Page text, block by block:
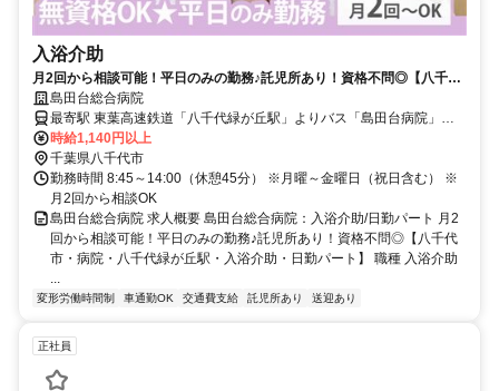
入浴介助
月2回から相談可能！平日のみの勤務♪託児所あり！資格不問◎【八千代
市・病院・八千代緑が丘駅・入浴介助・日勤パート】
島田台総合病院
最寄駅 東葉高速鉄道「八千代緑が丘駅」よりバス「島田台病院」下
車徒歩2分
時給1,140円以上
千葉県八千代市
勤務時間 8:45～14:00（休憩45分） ※月曜～金曜日（祝日含む） ※
月2回から相談OK
島田台総合病院 求人概要 島田台総合病院：入浴介助/日勤パート 月2
回から相談可能！平日のみの勤務♪託児所あり！資格不問◎【八千代
市・病院・八千代緑が丘駅・入浴介助・日勤パート】 職種 入浴介助
変形労働時間制 車通勤OK 交通費支給 託児所あり 送迎あり
正社員